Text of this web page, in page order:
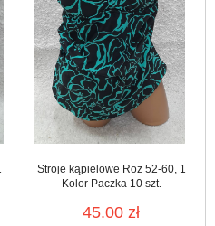
Stroje kąpielowe Roz 52-60, 1
Kolor Paczka 10 szt.
45.00 zł